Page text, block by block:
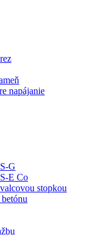
napájanie
G
E Co
stopkou